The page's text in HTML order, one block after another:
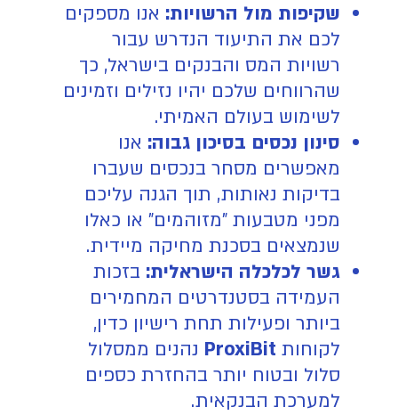
שקיפות מול הרשויות: אנו מספקים
לכם את התיעוד הנדרש עבור
רשויות המס והבנקים בישראל, כך
שהרווחים שלכם יהיו נזילים וזמינים
לשימוש בעולם האמיתי.
סינון נכסים בסיכון גבוה: אנו
מאפשרים מסחר בנכסים שעברו
בדיקות נאותות, תוך הגנה עליכם
מפני מטבעות "מזוהמים" או כאלו
שנמצאים בסכנת מחיקה מיידית.
גשר לכלכלה הישראלית: בזכות
העמידה בסטנדרטים המחמירים
ביותר ופעילות תחת רישיון כדין,
לקוחות ProxiBit נהנים ממסלול
סלול ובטוח יותר בהחזרת כספים
למערכת הבנקאית.